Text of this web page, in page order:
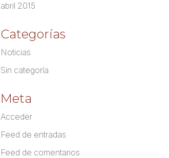
abril 2015
Categorías
Noticias
Sin categoría
Meta
Acceder
Feed de entradas
Feed de comentarios